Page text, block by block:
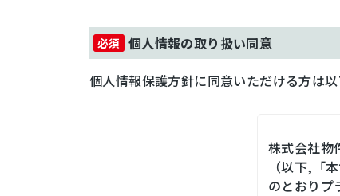
個人情報の取り扱い同意
個人情報保護方針に同意いただける方は
株式会社物
（以下,「
のとおりプ